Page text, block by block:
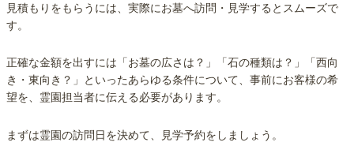
見積もりをもらうには、実際にお墓へ訪問・見学するとスムーズで
す。
正確な金額を出すには「お墓の広さは？」「石の種類は？」「西向
き・東向き？」といったあらゆる条件について、事前にお客様の希
望を、霊園担当者に伝える必要があります。
まずは霊園の訪問日を決めて、見学予約をしましょう。